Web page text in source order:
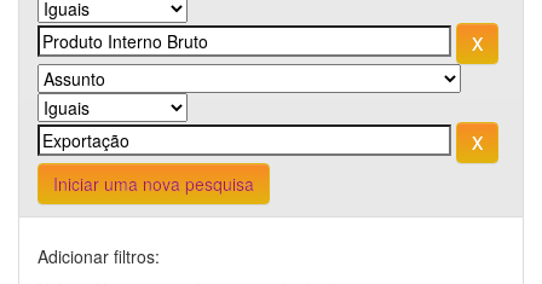
Iniciar uma nova pesquisa
Adicionar filtros: